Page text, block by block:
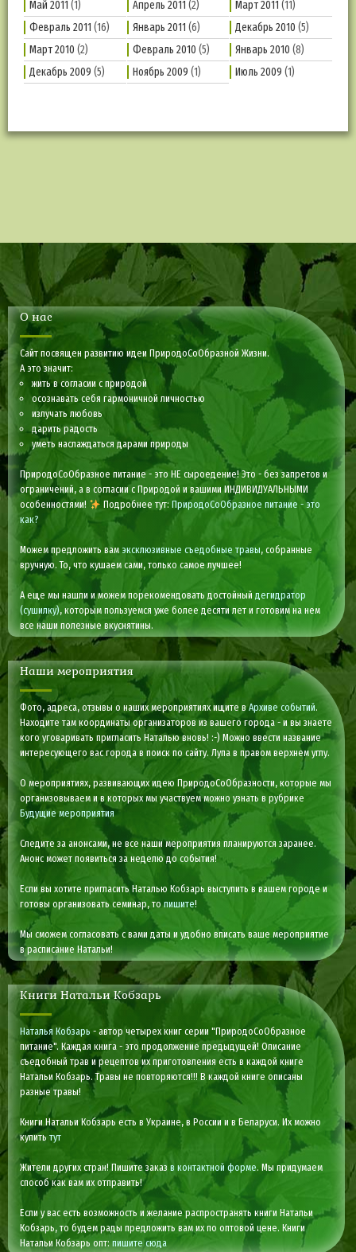
Май 2011 (1) Апрель 2011 (2) Март 2011 (11)
Февраль 2011 (16) Январь 2011 (6) Декабрь 2010 (5)
Март 2010 (2) Февраль 2010 (5) Январь 2010 (8)
Декабрь 2009 (5) Ноябрь 2009 (1) Июль 2009 (1)
О нас
Сайт посвящен развитию идеи ПриродоСоОбразной Жизни.
А это значит:
жить в согласии с природой
осознавать себя гармоничной личностью
излучать любовь
дарить радость
уметь наслаждаться дарами природы
ПриродоСоОбразное питание - это НЕ сыроедение! Это - без запретов и
ограничений, а в согласии с Природой и вашими ИНДИВИДУАЛЬНЫМИ
особенностями!
Подробнее тут: ПриродоСоОбразное питание - это
как?
Можем предложить вамэксклюзивные съедобные травы, собранные
вручную. То, что кушаем сами, только самое лучшее!
А еще мы нашли и можем порекомендовать достойныйдегидратор
(сушилку), которым пользуемся уже более десяти лет и готовим на нем
все наши полезные вкуснятины.
Наши мероприятия
Фото, адреса, отзывы о наших мероприятиях ищите вАрхиве событий.
Находите там координаты организаторов из вашего города - и вы знаете
кого уговаривать пригласить Наталью вновь! :-) Можно ввести название
интересующего вас города в поиск по сайту. Лупа в правом верхнем углу.
О мероприятиях, развивающих идею ПриродоСоОбразности, которые мы
организовываем и в которых мы участвуем можно узнать в рубрике
Будущие мероприятия
Следите за анонсами, не все наши мероприятия планируются заранее.
Анонс может появиться за неделю до события!
Если вы хотите пригласить Наталью Кобзарь выступить в вашем городе и
готовы организовать семинар, топишите!
Мы сможем согласовать с вами даты и удобно вписать ваше мероприятие
в расписание Натальи!
Книги Натальи Кобзарь
Наталья Кобзарь - автор четырех книг серии "ПриродоСоОбразное
питание". Каждая книга - это продолжение предыдущей! Описание
съедобный трав и рецептов их приготовления есть в каждой книге
Натальи Кобзарь. Травы не повторяются!!! В каждой книге описаны
разные травы!
Книги Натальи Кобзарь есть в Украине, в России и в Беларуси. Их можно
купитьтут
Жители других стран! Пишите заказв контактной форме. Мы придумаем
способ как вам их отправить!
Если у вас есть возможность и желание распространять книги Натальи
Кобзарь, то будем рады предложить вам их по оптовой цене. Книги
Натальи Кобзарь опт:пишите сюда